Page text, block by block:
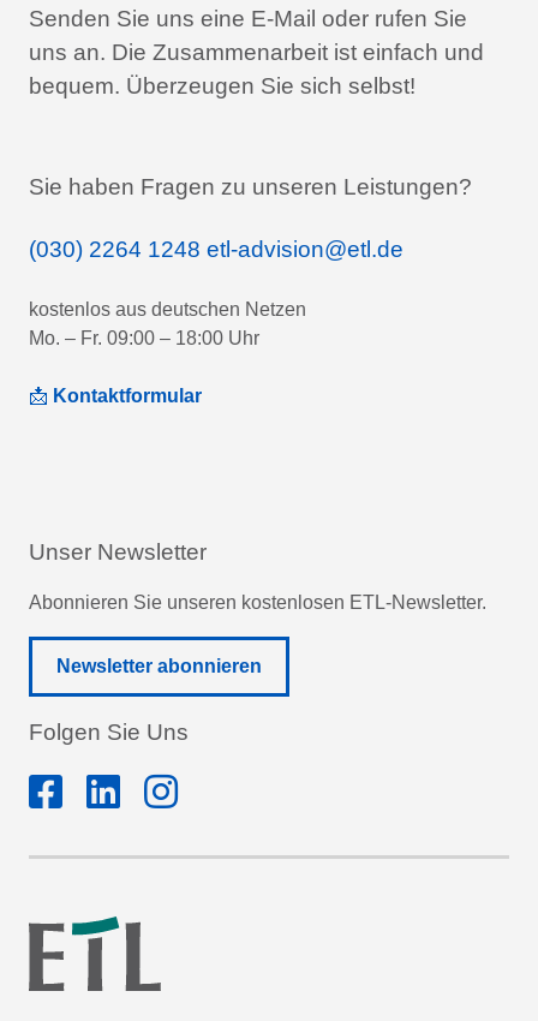
Senden Sie uns eine E-Mail oder rufen Sie
uns an. Die Zusammenarbeit ist einfach und
bequem. Überzeugen Sie sich selbst!
Sie haben Fragen zu unseren Leistungen?
(030) 2264 1248 etl-advision@etl.de
kostenlos aus deutschen Netzen
Mo. – Fr. 09:00 – 18:00 Uhr
📩 Kontaktformular
Unser Newsletter
Abonnieren Sie unseren kostenlosen ETL-Newsletter.
Newsletter abonnieren
Folgen Sie Uns